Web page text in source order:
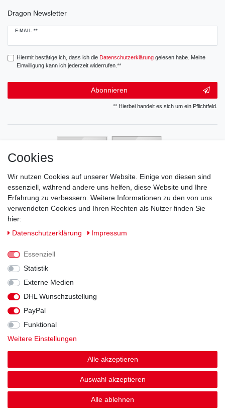
Dragon Newsletter
E-MAIL **
Newsletter
Hiermit bestätige ich, dass ich die Daten­schutz­erklärunggelesen habe. Meine
Einwilligung kann ich jederzeit widerrufen.**
Abonnieren
** Hierbei handelt es sich um ein Pflichtfeld.
Widerrufs­recht
© Copyright 2026 | Alle Rechte vorbehalten.
Cookies
Wir nutzen Cookies auf unserer Website. Einige von diesen sind
essenziell, während andere uns helfen, diese Website und Ihre
Erfahrung zu verbessern. Weitere Informationen zu den von uns
verwendeten Cookies und Ihren Rechten als Nutzer finden Sie
hier:
Daten­schutz­erklärung
Impressum
Essenziell
Statistik
Externe Medien
DHL Wunschzustellung
PayPal
Funktional
Weitere Einstellungen
Alle akzeptieren
Auswahl akzeptieren
Alle ablehnen